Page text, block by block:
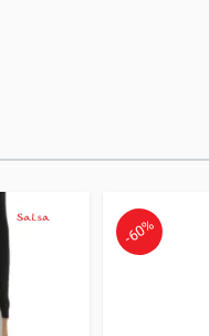
-60%